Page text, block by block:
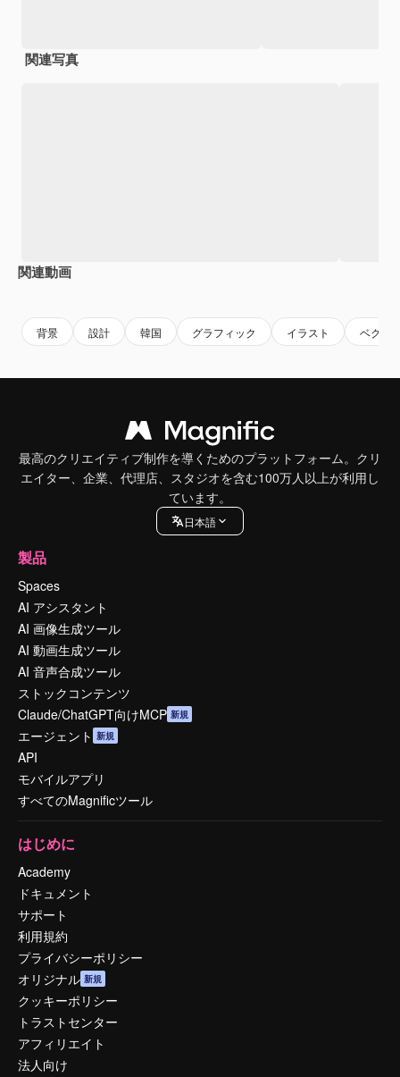
関連写真
関連動画
背景 設計 韓国 グラフィック イラスト ベクタ
最高のクリエイティブ制作を導くためのプラットフォーム。クリ
エイター、企業、代理店、スタジオを含む100万人以上が利用し
ています。
日本語
製品
Spaces
AI アシスタント
AI 画像生成ツール
AI 動画生成ツール
AI 音声合成ツール
ストックコンテンツ
Claude/ChatGPT向けMCP 新規
エージェント 新規
API
モバイルアプリ
すべてのMagnificツール
はじめに
Academy
ドキュメント
サポート
利用規約
プライバシーポリシー
オリジナル 新規
クッキーポリシー
トラストセンター
アフィリエイト
法人向け